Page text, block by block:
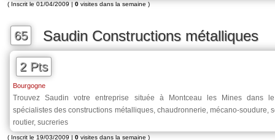
( Inscrit le 01/04/2009 | 0 visites dans la semaine )
65 Saudin Constructions métalliques
2 Pts
Bourgogne
Trouvez Saudin votre entreprise située à Montceau les Mines dans
spécialistes des constructions métalliques, chaudronnerie, mécano-soudure,
routier, sucreries
( Inscrit le 19/03/2009 | 0 visites dans la semaine )